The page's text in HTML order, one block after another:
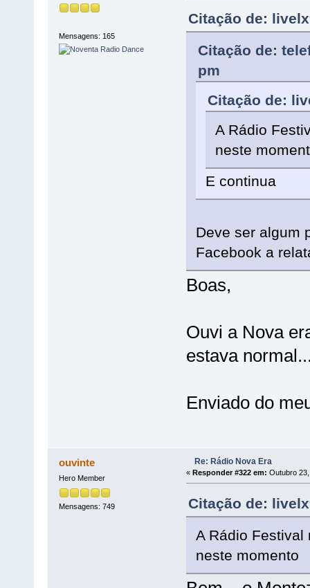
Mensagens: 165
Citação de:
Citação de:
pm
Citação de:
A Rádio
neste
E continua
Deve ser algum
Facebook a
Boas,
Ouvi a Nova
estava
Enviado do
ouvinte
Hero Member
Mensagens: 749
Re: Rádio Nova Era
« Responder #322 em: Outubro
Citação de:
A Rádio Festival
neste momento